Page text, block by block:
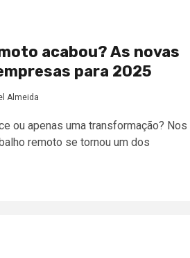
acabou? As novas
para 2025
Almeida
ou apenas uma transformação? Nos
remoto se tornou um dos